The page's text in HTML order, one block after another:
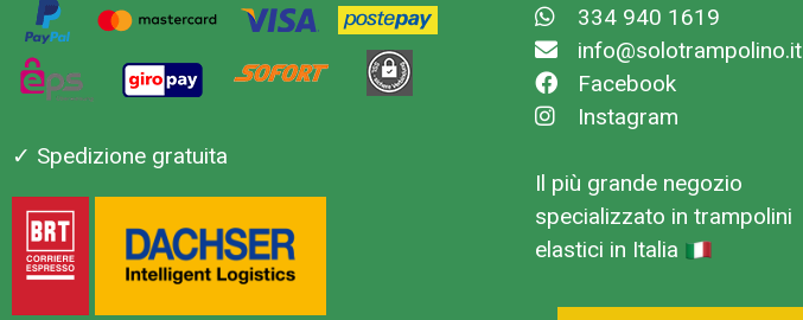
✓ Spedizione gratuita
334 940 1619
info@solotrampolino.it
Facebook
Instagram
Il più grande negozio
specializzato in trampolini
elastici in Italia